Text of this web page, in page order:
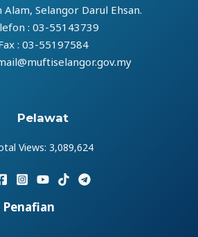
Alam, Selangor Darul Ehsan.
: 03-55143739
: 03-55197584
Pelawat
Views: 3,089,624
Penafian